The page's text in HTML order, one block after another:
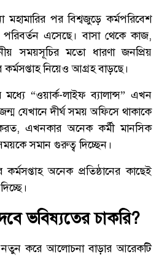
মহামারির পর বিশ্বজুড়ে কর্মপরিবেশ
এসেছে। বাসা থেকে কাজ,
সময়সূচির মতো ধারণা জনপ্রিয়
নিয়েও আগ্রহ বাড়ছে।
“ওয়ার্ক-লাইফ ব্যালান্স” এখন
যেখানে দীর্ঘ সময় অফিসে থাকাকে
এখনকার অনেক কর্মী মানসিক
সমান গুরুত্ব দিচ্ছেন।
অনেক প্রতিষ্ঠানের কাছেই
ভবিষ্যতের চাকরি?
নতুন করে আলোচনা বাড়ার আরেকটি